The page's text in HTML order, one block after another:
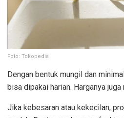
Foto: Tokopedia
Dengan bentuk mungil dan
bisa dipakai harian. Harganya
Jika kebesaran atau kekecilan,